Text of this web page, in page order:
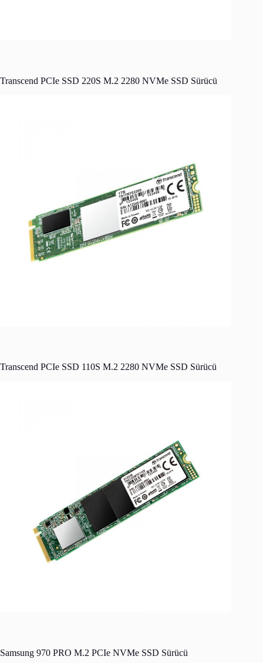
Transcend PCIe SSD 220S M.2 2280 NVMe SSD Sürücü
Transcend PCIe SSD 110S M.2 2280 NVMe SSD Sürücü
Samsung 970 PRO M.2 PCIe NVMe SSD Sürücü